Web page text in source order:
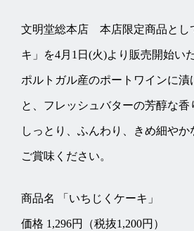
文明堂総本店 本店限定商品とし
キ」を4月1日(火)より販売開始い
ポルトガル産のポートワインに漬
と、フレッシュバターの芳醇な香
しっとり、ふんわり、きめ細や
ご賞味ください。
商品名 「いちじくケーキ」
価格 1,296円（税抜1,200円）